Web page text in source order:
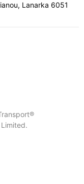
, Lanarka 6051